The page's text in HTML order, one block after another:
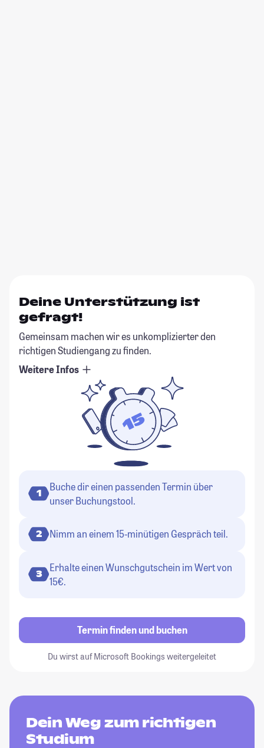
Deine Unterstützung ist
gefragt!
Gemeinsam machen wir es unkomplizierter den
richtigen Studiengang zu finden.
Weitere Infos
1
Buche dir einen passenden Termin über
unser Buchungstool.
2 Nimm an einem 15-minütigen Gespräch teil.
3
Erhalte einen Wunschgutschein im Wert von
15€.
Termin finden und buchen
Du wirst auf Microsoft Bookings weitergeleitet
Dein Weg zum richtigen
Studium